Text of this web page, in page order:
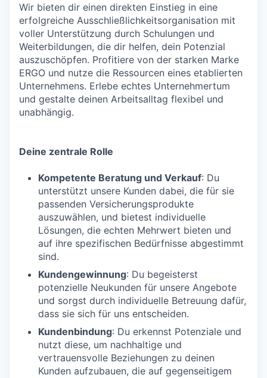
Wir bieten dir einen direkten Einstieg in eine
erfolgreiche Ausschließlichkeitsorganisation mit
voller Unterstützung durch Schulungen und
Weiterbildungen, die dir helfen, dein Potenzial
auszuschöpfen. Profitiere von der starken Marke
ERGO und nutze die Ressourcen eines etablierten
Unternehmens. Erlebe echtes Unternehmertum
und gestalte deinen Arbeitsalltag flexibel und
unabhängig.
Deine zentrale Rolle
Kompetente Beratung und Verkauf: Du
unterstützt unsere Kunden dabei, die für sie
passenden Versicherungsprodukte
auszuwählen, und bietest individuelle
Lösungen, die echten Mehrwert bieten und
auf ihre spezifischen Bedürfnisse abgestimmt
sind.
Kundengewinnung: Du begeisterst
potenzielle Neukunden für unsere Angebote
und sorgst durch individuelle Betreuung dafür,
dass sie sich für uns entscheiden.
Kundenbindung: Du erkennst Potenziale und
nutzt diese, um nachhaltige und
vertrauensvolle Beziehungen zu deinen
Kunden aufzubauen, die auf gegenseitigem